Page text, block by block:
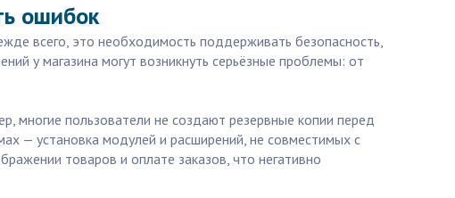
ошибок
всего, это необходимость поддерживать безопасность,
у магазина могут возникнуть серьёзные проблемы: от
многие пользователи не создают резервные копии перед
— установка модулей и расширений, не совместимых с
товаров и оплате заказов, что негативно